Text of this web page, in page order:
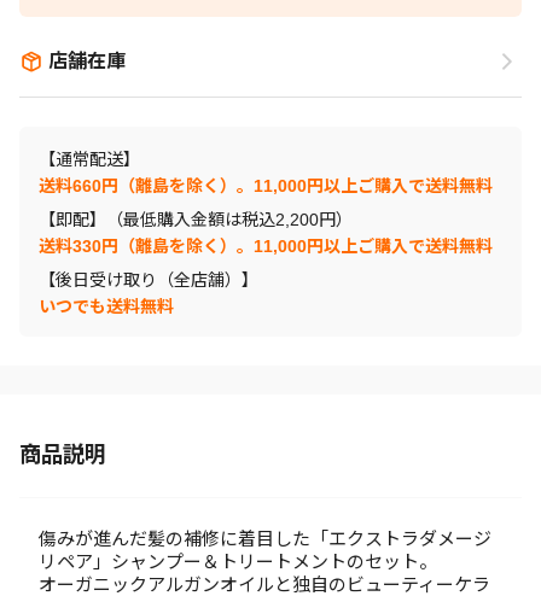
店舗在庫
【通常配送】
送料660円（離島を除く）。11,000円以上ご購入で送料無料
【即配】（最低購入金額は税込2,200円）
送料330円（離島を除く）。11,000円以上ご購入で送料無料
【後日受け取り（全店舗）】
いつでも送料無料
商品説明
傷みが進んだ髪の補修に着目した「エクストラダメージ
リペア」シャンプー＆トリートメントのセット。
オーガニックアルガンオイルと独自のビューティーケラ